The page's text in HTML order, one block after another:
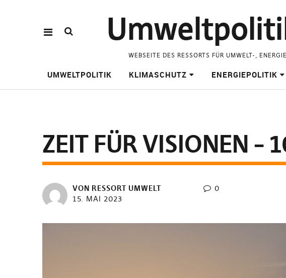
WEBSEITE DES RESSORTS FÜR UMWELT-,
UMWELTPOLITIK KLIMASCHUTZ ENERGIEPOLITIK
ZEIT FÜR VISIONEN –
VON RESSORT UMWELT
15. MAI 2023
0